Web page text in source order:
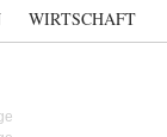
WIRTSCHAFT